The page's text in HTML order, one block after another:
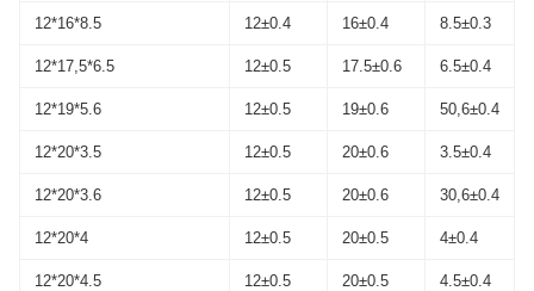
12*16*8.5 12±0.4 16±0.4 8.5±0.3
12*17,5*6.5 12±0.5 17.5±0.6 6.5±0.4
12*19*5.6 12±0.5 19±0.6 50,6±0.4
12*20*3.5 12±0.5 20±0.6 3.5±0.4
12*20*3.6 12±0.5 20±0.6 30,6±0.4
12*20*4 12±0.5 20±0.5 4±0.4
12*20*4.5 12±0.5 20±0.5 4.5±0.4